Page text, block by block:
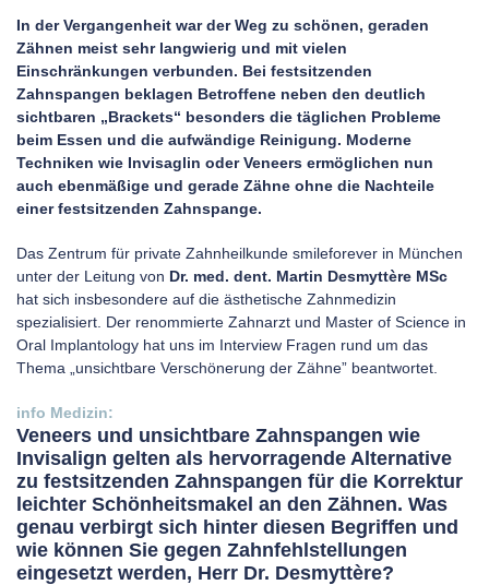
In der Vergangenheit war der Weg zu schönen, geraden
Zähnen meist sehr langwierig und mit vielen
Einschränkungen verbunden. Bei festsitzenden
Zahnspangen beklagen Betroffene neben den deutlich
sichtbaren „Brackets“ besonders die täglichen Probleme
beim Essen und die aufwändige Reinigung. Moderne
Techniken wie Invisaglin oder Veneers ermöglichen nun
auch ebenmäßige und gerade Zähne ohne die Nachteile
einer festsitzenden Zahnspange.
Das Zentrum für private Zahnheilkunde smileforever in München
unter der Leitung von Dr. med. dent. Martin Desmyttère MSc
hat sich insbesondere auf die ästhetische Zahnmedizin
spezialisiert. Der renommierte Zahnarzt und Master of Science in
Oral Implantology hat uns im Interview Fragen rund um das
Thema „unsichtbare Verschönerung der Zähne” beantwortet.
Veneers und unsichtbare Zahnspangen wie
Invisalign gelten als hervorragende Alternative
zu festsitzenden Zahnspangen für die Korrektur
leichter Schönheitsmakel an den Zähnen. Was
genau verbirgt sich hinter diesen Begriffen und
wie können Sie gegen Zahnfehlstellungen
eingesetzt werden, Herr Dr. Desmyttère?